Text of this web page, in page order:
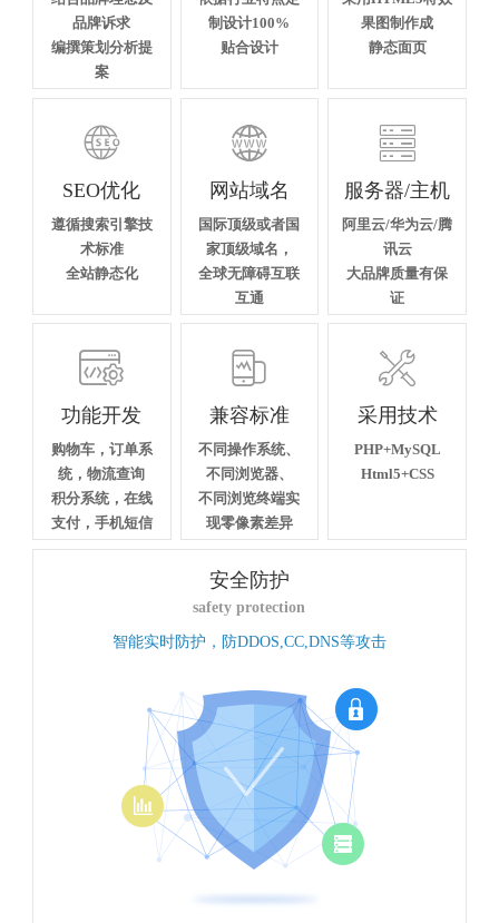
品牌诉求
编撰策划分析提
案
制设计100%
贴合设计
果图制作成
静态面页

SEO优化
遵循搜索引擎技
术标准
全站静态化

网站域名
国际顶级或者国
家顶级域名，
全球无障碍互联
互通

服务器/主机
阿里云/华为云/腾
讯云
大品牌质量有保
证

功能开发
购物车，订单系
统，物流查询
积分系统，在线
支付，手机短信

兼容标准
不同操作系统、
不同浏览器、
不同浏览终端实
现零像素差异

采用技术
PHP+MySQL
Html5+CSS
安全防护
safety protection
智能实时防护，防DDOS,CC,DNS等攻击